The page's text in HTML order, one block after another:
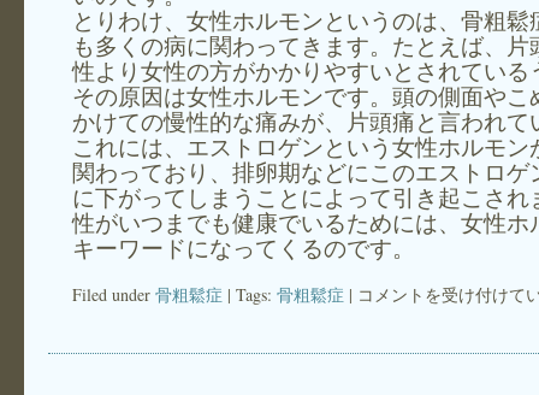
とりわけ、女性ホルモンというのは、骨粗鬆
も多くの病に関わってきます。たとえば、片
性より女性の方がかかりやすいとされている
その原因は女性ホルモンです。頭の側面やこ
かけての慢性的な痛みが、片頭痛と言われて
これには、エストロゲンという女性ホルモン
関わっており、排卵期などにこのエストロゲ
に下がってしまうことによって引き起こされ
性がいつまでも健康でいるためには、女性ホ
キーワードになってくるのです。
Filed under 骨粗鬆症 | Tags: 骨粗鬆症 | 女
が
コメントを受け付けて